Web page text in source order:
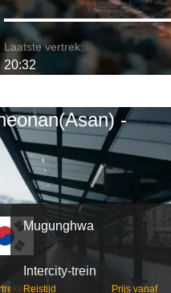
Laatste vertrek:
20:32
-
Mugunghwa
Intercity-trein
Reistijd Prijs vanaf